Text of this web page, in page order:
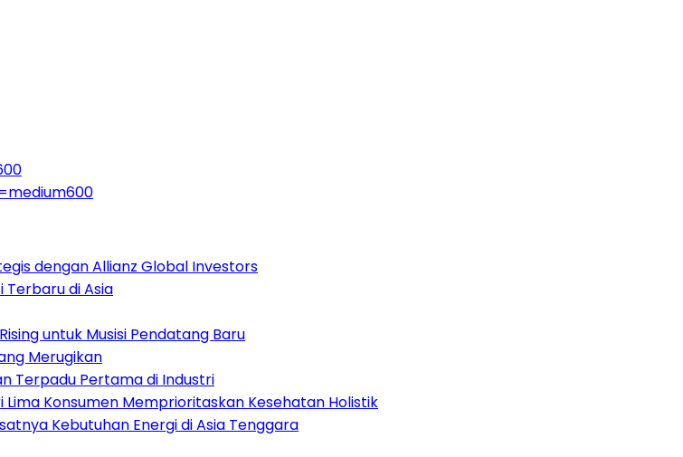
dengan Allianz Global Investors
Terbaru di Asia
untuk Musisi Pendatang Baru
Merugikan
Terpadu Pertama di Industri
Lima Konsumen Memprioritaskan Kesehatan Holistik
Kebutuhan Energi di Asia Tenggara